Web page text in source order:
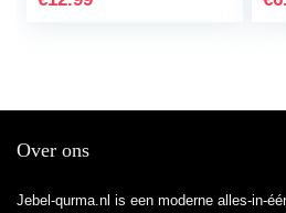
Over ons
Jebel-qurma.nl is een moderne alles-in-